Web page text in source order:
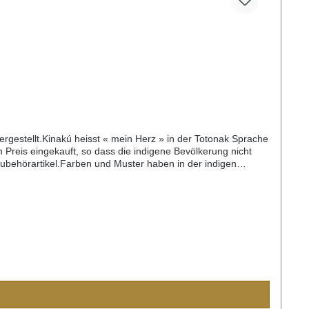
heisst « mein Herz » in der Totonak Sprache
eingekauft, so dass die indigene Bevölkerung nicht
und Muster haben in der indigen